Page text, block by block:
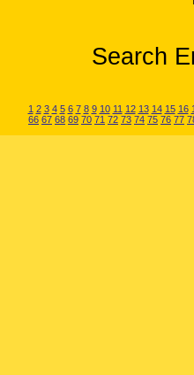
Search
1 2 3 4 5 6 7 8 9 10 11 12 13 14 15 16
66 67 68 69 70 71 72 73 74 75 76 77